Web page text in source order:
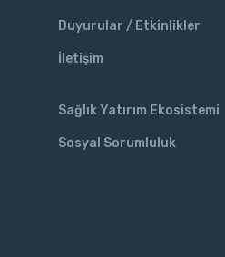
Duyurular / Etkinlikler
İletişim
Sağlık Yatırım Ekosistemi
Sosyal Sorumluluk